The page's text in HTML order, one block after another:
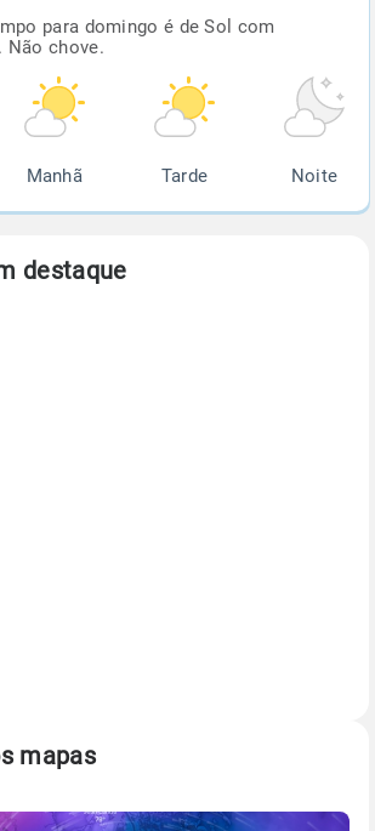
para domingo é de Sol com
Não chove.
Manhã Tarde Noite
destaque
mapas